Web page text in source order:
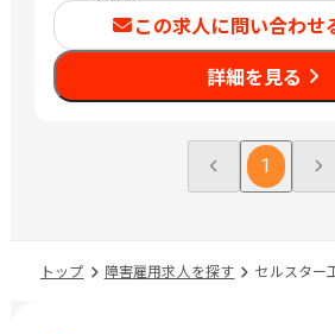
この求人に問い合わせ
詳細を見る
1
トップ 障害雇用求人を探す セルスタ